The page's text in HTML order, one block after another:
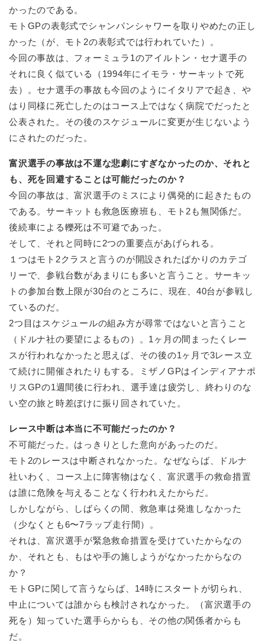
かったのである。
モトGPの表彰式でシャンパンシャワーを取りやめたの正し
かった（が、モト2の表彰式では行われていた）。
今回の事故は、フォーミュラ1のアイルトン・セナ選手の
それに良く似ている（1994年にイモラ・サーキットで死
去）。セナ選手の事故も今回のようにイタリアで起き、や
はり同様に死亡したのはコース上ではなく病院でだったと
公表された。その後のスケジュールに変更が生じないよう
にされたのだった。
富沢選手の事故は不運な悲劇にすぎなかったのか、それと
も、死を回避することは可能だったのか？
今回の事故は、富沢選手のミスにより偶発的に起きたもの
である。サーキットも救急医療班も、モト2も無関係だ。
後続車による轢死は不可避であった。
そして、それと同時に2つの重要点があげられる。
１つはモト2クラスと言うのが開設されたばかりのカテゴ
リーで、参戦台数があまりにも多いと言うこと。サーキッ
トの参加台数上限が30台のところに、現在、40台が参戦し
ているのだ。
2つ目はスケジュールの組み方が尋常ではないと言うこと
（ドルナ社の要望によるもの）。1ヶ月の間まったくレー
スが行われなかったと思えば、その後の1ヶ月で3レース立
て続けに開催されたりもする。ミザノGPはインディアナポ
リスGPの1週間後に行われ、選手達は疲労し、終わりのな
い空の旅と時差ぼけに振り回されていた。
レース中断は本当に不可能だったのか？
不可能だった。はっきりとした意向があったのだ。
モト2のレースは中断されなかった。なぜならば、ドルナ
社いわく、コース上に障害物はなく、富沢選手の救命措置
は誰に危険を与えることなく行われえたからだ。
しかしながら、しばらくの間、救急車は発進しなかった
（少なくとも6〜7ラップ走行間）。
それは、富沢選手が緊急救命措置を受けていたからなの
か、それとも、もはや手の施しようがなかったからなの
か？
モトGPに関して言うならば、14時にスタートが切られ、
中止については誰からも検討されなかった。（富沢選手の
死を）知っていた選手らからも、その他の関係者からも
だ。